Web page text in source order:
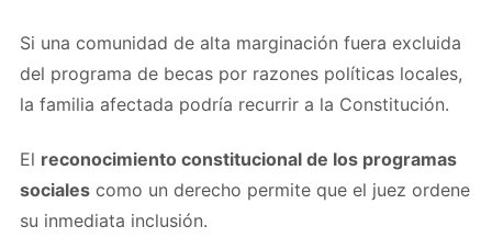
Si una comunidad de alta marginación fuera excluida
del programa de becas por razones políticas locales,
la familia afectada podría recurrir a la Constitución.
El reconocimiento constitucional de los programas
sociales como un derecho permite que el juez ordene
su inmediata inclusión.